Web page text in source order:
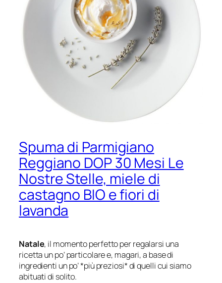
Spuma di Parmigiano
Reggiano DOP 30 Mesi Le
Nostre Stelle, miele di
castagno BIO e fiori di
lavanda
Natale, il momento perfetto per regalarsi una
ricetta un po’ particolare e, magari, a base di
ingredienti un po’ *più preziosi* di quelli cui siamo
abituati di solito.